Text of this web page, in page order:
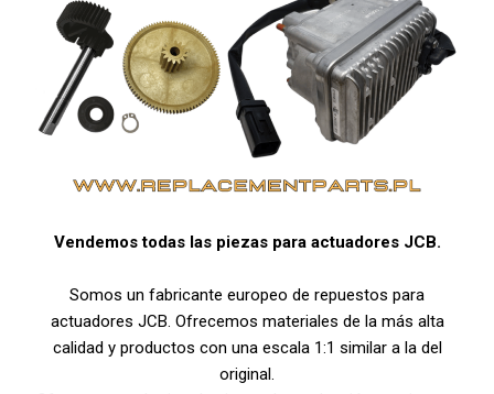
Vendemos todas las piezas para actuadores JCB.
Somos un fabricante europeo de repuestos para
actuadores JCB. Ofrecemos materiales de la más alta
calidad y productos con una escala 1:1 similar a la del
original.